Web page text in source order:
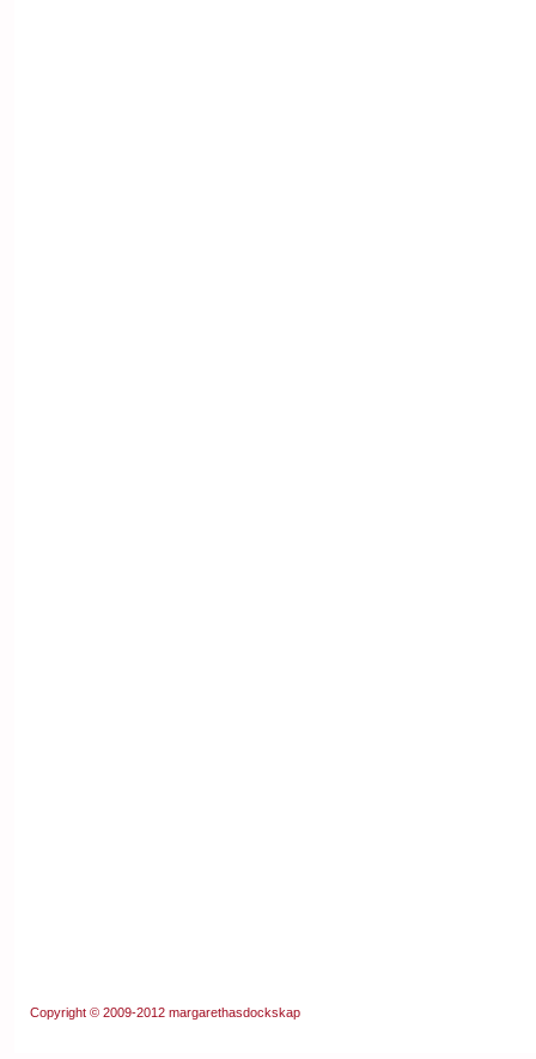
Copyright © 2009-2012 margarethasdockskap